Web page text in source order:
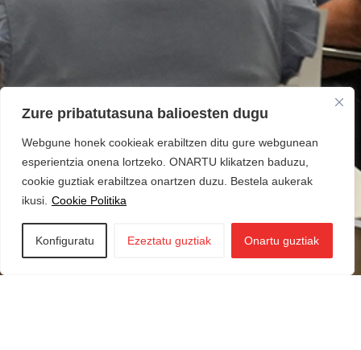
Zure pribatutasuna balioesten dugu
Webgune honek cookieak erabiltzen ditu gure webgunean
esperientzia onena lortzeko. ONARTU klikatzen baduzu,
cookie guztiak erabiltzea onartzen duzu. Bestela aukerak
ikusi. Cookie Politika
Konfiguratu Ezeztatu guztiak Onartu guztiak